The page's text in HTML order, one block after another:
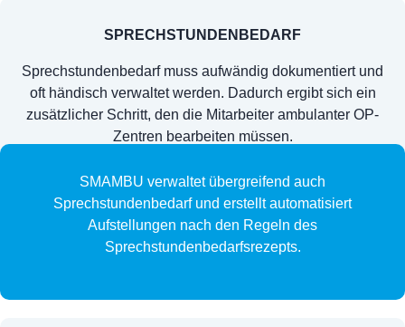
SPRECHSTUNDENBEDARF
Sprechstundenbedarf muss aufwändig dokumentiert und
oft händisch verwaltet werden. Dadurch ergibt sich ein
zusätzlicher Schritt, den die Mitarbeiter ambulanter OP-
Zentren bearbeiten müssen.
SMAMBU verwaltet übergreifend auch
Sprechstundenbedarf und erstellt automatisiert
Aufstellungen nach den Regeln des
Sprechstundenbedarfsrezepts.